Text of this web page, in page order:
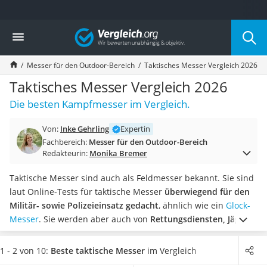
Die beliebtesten Vergleiche nach Kategorie
Freizeit & Sport
Gartentrampolin
Trampolin
Metalldetektor
Eufab-Fahrradträger
Trampolin 366 cm
Aluminium-Koffer
Futterboot
E-Bike-Dreirad
Trekkingschuhe Herren
Reisetasche mit Rollen
Klimmzugstation
Koffer
Nachtsichtgerät
Vergleich
Messer für den Outdoor-Bereich Taktisches Messer Vergleich 2026
Taktisches Messer Vergleich 2026
Die besten Kampfmesser im Vergleich.
Von: Inke Gehrling
Expertin
Fachbereich: Messer für den Outdoor-Bereich
Redakteurin: Monika Bremer
Taktische Messer sind auch als Feldmesser bekannt. Sie sind
laut Online-Tests für taktische Messer überwiegend für den
Militär- sowie Polizeieinsatz gedacht, ähnlich wie ein Glock-
Messer. Sie werden aber auch von Rettungsdiensten, Jägern
und Campernverwendet. Die Klinge eines taktischen
Messers ist meistensbis zu 12 cm lang, die Klingenkante ist
1 - 2 von 10: Beste taktische Messer im Vergleich